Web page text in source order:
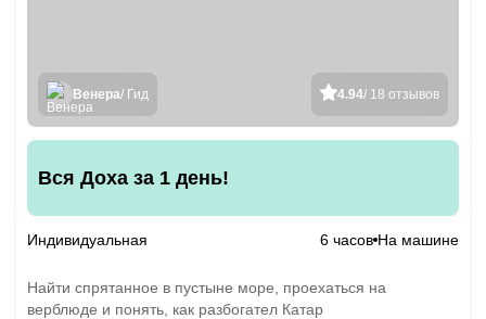
4.94/ 18 отзывов
Венера/ Гид
Вся Доха за 1 день!
Индивидуальная 6 часов На машине
Найти спрятанное в пустыне море, проехаться на
верблюде и понять, как разбогател Катар